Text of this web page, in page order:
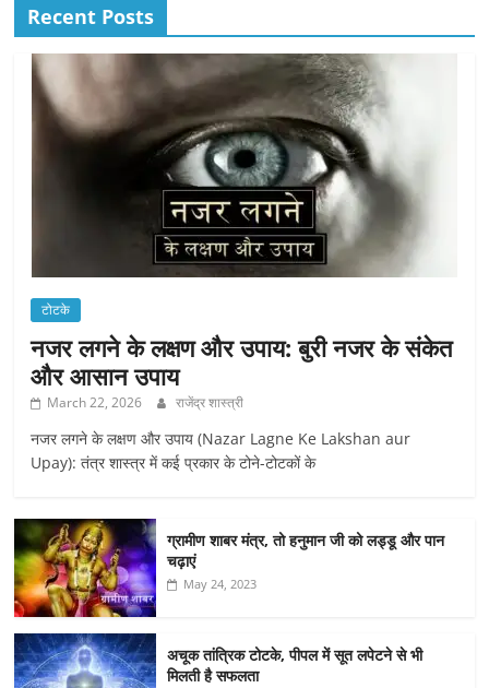
Recent Posts
टोटके
नजर लगने के लक्षण और उपाय: बुरी नजर के संकेत
और आसान उपाय
March 22, 2026 राजेंद्र शास्त्री
नजर लगने के लक्षण और उपाय (Nazar Lagne Ke Lakshan aur
Upay): तंत्र शास्त्र में कई प्रकार के टोने-टोटकों के
ग्रामीण शाबर मंत्र, तो हनुमान जी को लड्डू और पान
चढ़ाएं
May 24, 2023
अचूक तांत्रिक टोटके, पीपल में सूत लपेटने से भी
मिलती है सफलता